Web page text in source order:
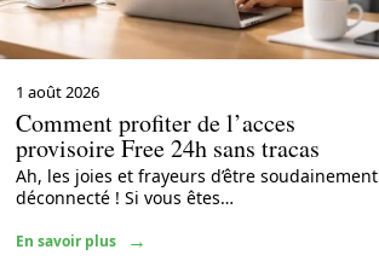
1 août 2026
Comment profiter de l’acces
provisoire Free 24h sans tracas
Ah, les joies et frayeurs d’être soudainement
déconnecté ! Si vous êtes…
En savoir plus